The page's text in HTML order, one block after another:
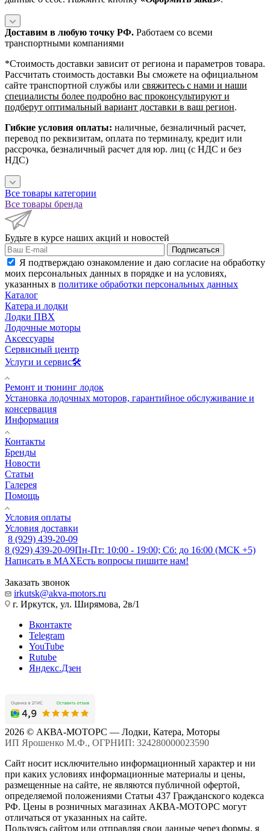
Доставим в любую точку РФ. Работаем со всеми
транспортными компаниями
*Cтоимость доставки зависит от региона и параметров товара.
Рассчитать стоимость доставки Вы сможете на официальном
сайте транспортной службы или свяжитесь с нами и наши
специалисты более подробно вас проконсультируют и
подберут оптимальный вариант доставки в ваш регион.
Гибкие условия оплаты: наличные, безналичный расчет,
перевод по реквизитам, оплата по терминалу, кредит или
рассрочка, безналичный расчет для юр. лиц (с НДС и без
НДС)
Все товары категории
Все товары бренда
Будьте в курсе наших акций и новостей
Подписаться
Я подтверждаю ознакомление и даю согласие на обработку
моих персональных данных в порядке и на условиях,
указанных в политике обработки персональных данных
Каталог
Катера и лодки
Лодки ПВХ
Лодочные моторы
Аксессуары
Сервисный центр
Услуги и сервис🛠️
Ремонт и тюнинг лодок
Установка лодочных моторов, гарантийное обслуживание и
консервация
Информация
Контакты
Бренды
Новости
Статьи
Галерея
Помощь
Условия оплаты
Условия доставки
8 (929) 439-20-09
8 (929) 439-20-09Пн-Пт: 10:00 - 19:00; Сб: до 16:00 (МСК +5)
Написать в MAXЕсть вопросы пишите нам!
Заказать звонок
irkutsk@akva-motors.ru
г. Иркутск, ул. Ширямова, 2в/1
Вконтакте
Telegram
YouTube
Rutube
Яндекс.Дзен
2026 © АКВА-МОТОРС — Лодки, Катера, Моторы
ИП Ярошенко М.Ф., ОГРНИП: 324280000023590
Сайт носит исключительно информационный характер и ни
при каких условиях информационные материалы и цены,
размещенные на сайте, не являются публичной офертой,
определяемой положениями Статьи 437 Гражданского кодекса
РФ. Цены в розничных магазинах АКВА-МОТОРС могут
отличаться от указанных на сайте.
Пользуясь сайтом или отправляя свои данные через формы, я